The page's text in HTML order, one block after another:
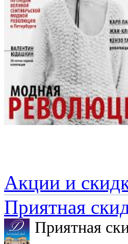
Акции и
Приятная
Приятная